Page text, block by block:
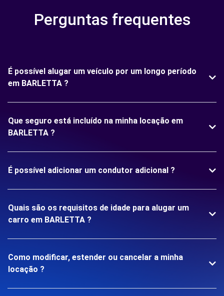
Perguntas frequentes
É possível alugar um veículo por um longo período
em BARLETTA ?
Que seguro está incluído na minha locação em
BARLETTA ?
É possível adicionar um condutor adicional ?
Quais são os requisitos de idade para alugar um
carro em BARLETTA ?
Como modificar, estender ou cancelar a minha
locação ?